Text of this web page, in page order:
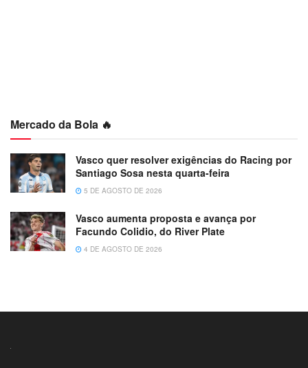
Mercado da Bola 🔥
Vasco quer resolver exigências do Racing por
Santiago Sosa nesta quarta-feira
5 DE AGOSTO DE 2026
Vasco aumenta proposta e avança por
Facundo Colidio, do River Plate
4 DE AGOSTO DE 2026